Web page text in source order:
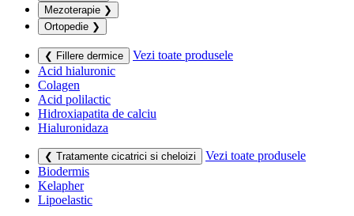
Mezoterapie ❯
Ortopedie ❯
❮ Fillere dermice
Vezi toate produsele
Acid hialuronic
Colagen
Acid polilactic
Hidroxiapatita de calciu
Hialuronidaza
❮ Tratamente cicatrici si cheloizi
Vezi toate produsele
Biodermis
Kelapher
Lipoelastic